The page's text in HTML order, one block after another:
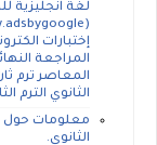
لغة انجليزية
إختبارات
المراجعة
الثانوي الترم
معلومات حول
الثانوي.